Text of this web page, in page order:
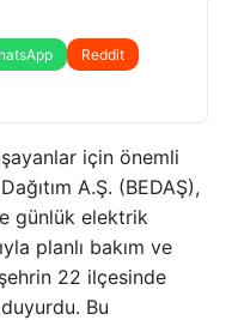
Reddit
için önemli
A.Ş. (BEDAŞ),
günlük elektrik
planlı bakım ve
22 ilçesinde
Bu